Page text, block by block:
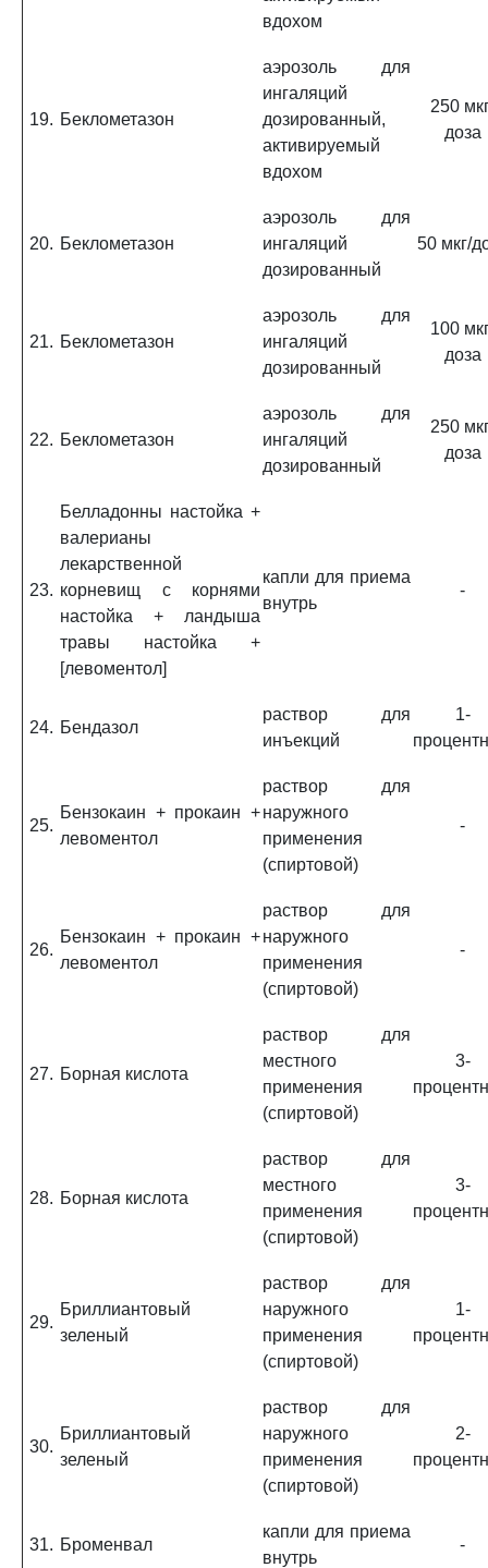
вдохом
19. Беклометазон
аэрозоль для
ингаляций
дозированный,
активируемый
вдохом
250
доза
20. Беклометазон
аэрозоль для
ингаляций
дозированный
50 мкг/
21. Беклометазон
аэрозоль для
ингаляций
дозированный
100
доза
22. Беклометазон
аэрозоль для
ингаляций
дозированный
250
доза
23.
Белладонны настойка +
валерианы
лекарственной
корневищ с корнями
настойка + ландыша
травы настойка +
[левоментол]
капли для приема
внутрь
-
24. Бендазол
раствор для
инъекций
1-
25.
Бензокаин + прокаин +
левоментол
раствор для
наружного
применения
(спиртовой)
-
26.
Бензокаин + прокаин +
левоментол
раствор для
наружного
применения
(спиртовой)
-
27. Борная кислота
раствор для
местного
применения
(спиртовой)
3-
28. Борная кислота
раствор для
местного
применения
(спиртовой)
3-
29.
Бриллиантовый
зеленый
раствор для
наружного
применения
(спиртовой)
1-
30.
Бриллиантовый
зеленый
раствор для
наружного
применения
(спиртовой)
2-
31. Броменвал
капли для приема
внутрь
-